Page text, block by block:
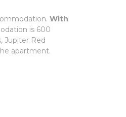
With
is 600
Jupiter Red
apartment.